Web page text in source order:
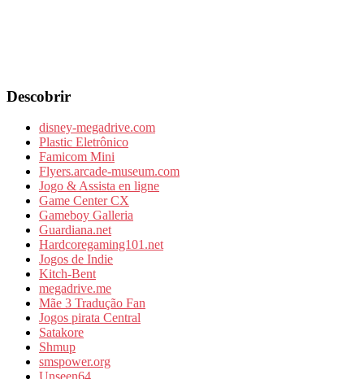
Descobrir
disney-megadrive.com
Plastic Eletrônico
Famicom Mini
Flyers.arcade-museum.com
Jogo & Assista en ligne
Game Center CX
Gameboy Galleria
Guardiana.net
Hardcoregaming101.net
Jogos de Indie
Kitch-Bent
megadrive.me
Mãe 3 Tradução Fan
Jogos pirata Central
Satakore
Shmup
smspower.org